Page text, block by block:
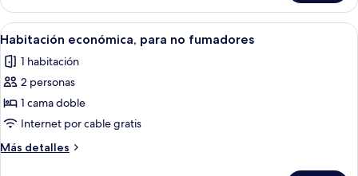
económica,
para
fumadores
Abrir
todas
las
fotos
de
Habitación
económica,
para
Habitación de hotel con cama,
13
Habitación económica, para no fumadores
1 habitación
2 personas
1 cama doble
Internet por cable gratis
Más detalles
Más